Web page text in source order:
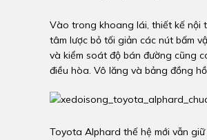
Vào trong khoang lái, thiết kế nội
tâm lược bỏ tối giản các nút bấm
và kiểm soát độ bán đường cũng
điều hòa. Vô lăng và bảng đồng
Toyota Alphard thế hệ mới vẫn